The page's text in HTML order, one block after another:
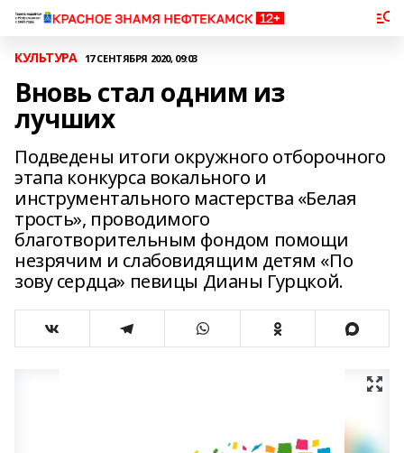
КУЛЬТУРА 17 СЕНТЯБРЯ 2020, 09:03
Вновь стал одним из
лучших
Подведены итоги окружного отборочного
этапа конкурса вокального и
инструментального мастерства «Белая
трость», проводимого
благотворительным фондом помощи
незрячим и слабовидящим детям «По
зову сердца» певицы Дианы Гурцкой.